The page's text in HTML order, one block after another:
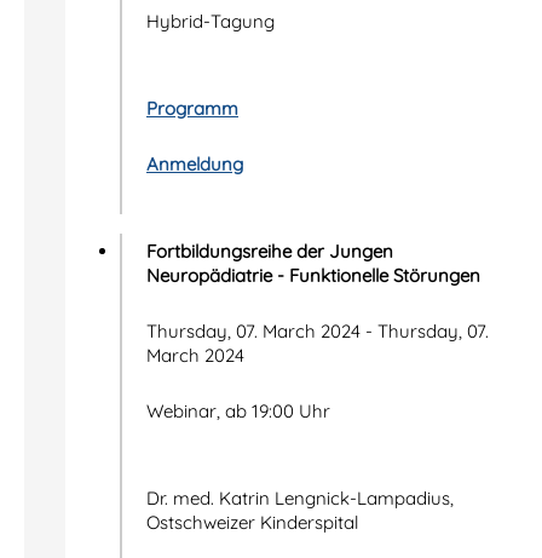
Hybrid-Tagung
Programm
Anmeldung
Fortbildungsreihe der Jungen
Neuropädiatrie - Funktionelle Störungen
Thursday, 07. March 2024 - Thursday, 07.
March 2024
Webinar, ab 19:00 Uhr
Dr. med. Katrin Lengnick-Lampadius,
Ostschweizer Kinderspital